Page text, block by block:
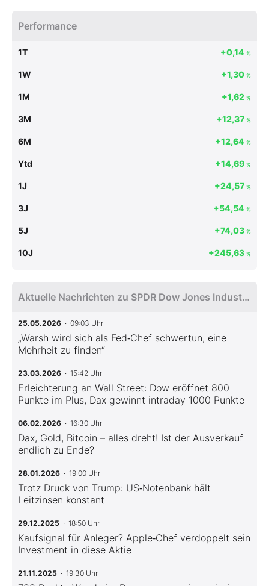
Performance
1T +0,14 %
1W +1,30 %
1M +1,62 %
3M +12,37 %
6M +12,64 %
Ytd +14,69 %
1J +24,57 %
3J +54,54 %
5J +74,03 %
10J +245,63 %
Aktuelle Nachrichten zu SPDR Dow Jones Industrial Average ETF Trust
25.05.2026 · 09:03 Uhr
„Warsh wird sich als Fed‑Chef schwertun, eine
Mehrheit zu finden“
23.03.2026 · 15:42 Uhr
Erleichterung an Wall Street: Dow eröffnet 800
Punkte im Plus, Dax gewinnt intraday 1000 Punkte
06.02.2026 · 16:30 Uhr
Dax, Gold, Bitcoin – alles dreht! Ist der Ausverkauf
endlich zu Ende?
28.01.2026 · 19:00 Uhr
Trotz Druck von Trump: US‑Notenbank hält
Leitzinsen konstant
29.12.2025 · 18:50 Uhr
Kaufsignal für Anleger? Apple‑Chef verdoppelt sein
Investment in diese Aktie
21.11.2025 · 19:30 Uhr